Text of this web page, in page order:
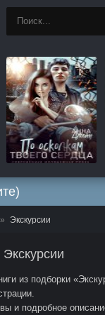
Экскурсии
из подборки
и подробное